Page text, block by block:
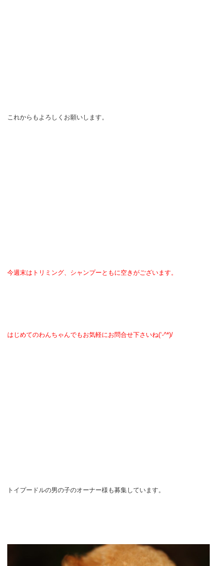
これからもよろしくお願いします。
今週末はトリミング、シャンプーともに空きがございます。
はじめてのわんちゃんでもお気軽にお問合せ下さいね(‘-^*)/
トイプードルの男の子のオーナー様も募集しています。